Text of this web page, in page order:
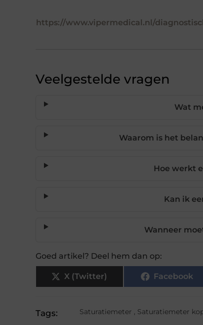
https://www.vipermedical.nl/
Veelgestelde vragen
Wat
Waarom is het
Hoe werkt
Kan ik
Wanneer
Goed artikel? Deel hem dan op:
X (Twitter) Facebook
Tags: Saturatiemeter , Saturatiemeter